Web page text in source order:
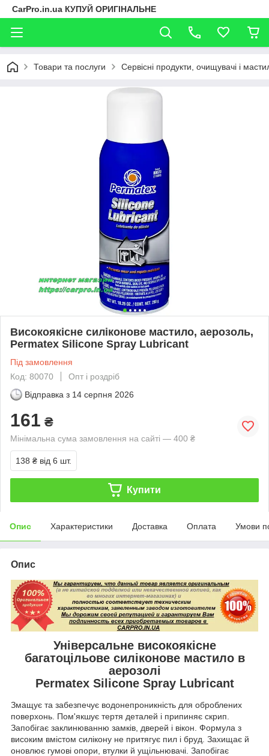
CarPro.in.ua КУПУЙ ОРИГІНАЛЬНЕ
Товари та послуги Сервісні продукти, очищувачі і
Високоякісне силіконове мастило, аерозоль,
Permatex Silicone Spray Lubricant
Під замовлення
Код: 80070
Опт і роздріб
Відправка з 14 серпня 2026
161 ₴
Мінімальна сума замовлення на сайті — 400 ₴
138 ₴ від 6 шт.
Купити
Опис Характеристики Доставка Оплата Умови
Опис
Універсальне високоякісне
багатоцільове силіконове мастило в
аерозолі
Permatex Silicone Spray Lubricant
Змащує та забезпечує водонепроникність для оброблених
поверхонь. Пом'якшує тертя деталей і припиняє скрип.
Запобігає заклинюванню замків, дверей і вікон. Формула з
високим вмістом силікону не притягує пил і бруд. Захищає й
оновлює гумові опори, втулки й ущільнювачі. Запобігає